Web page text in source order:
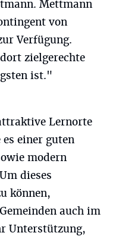
Mettmann
von
Verfügung.
zielgerechte
ist."
Lernorte
einer guten
modern
dieses
können,
auch im
Unterstützung,